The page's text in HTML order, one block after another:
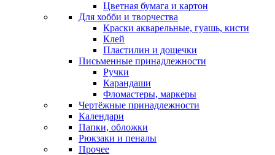
Цветная бумага и картон
Для хобби и творчества
Краски акварельные, гуашь, кисти
Клей
Пластилин и дощечки
Письменные принадлежности
Ручки
Карандаши
Фломастеры, маркеры
Чертёжные принадлежности
Календари
Папки, обложки
Рюкзаки и пеналы
Прочее